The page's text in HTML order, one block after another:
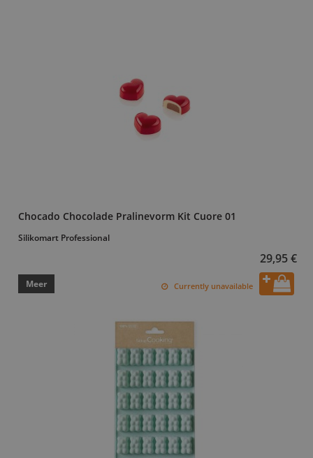
Chocado Chocolade Pralinevorm Kit Cuore 01
Silikomart Professional
29,95 €
Meer Currently unavailable